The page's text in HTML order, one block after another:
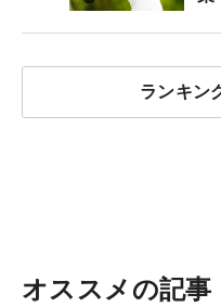
ランキン
オススメの記事